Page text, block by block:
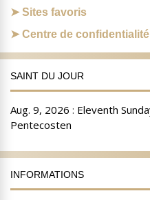
Sites favoris
Centre de confidentialité
SAINT DU JOUR
INFORMATIONS